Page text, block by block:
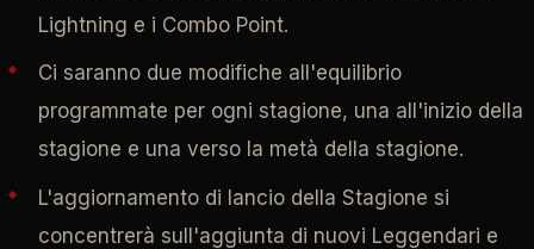
Lightning e i Combo Point.
Ci saranno due modifiche all'equilibrio
programmate per ogni stagione, una all'inizio della
stagione e una verso la metà della stagione.
L'aggiornamento di lancio della Stagione si
concentrerà sull'aggiunta di nuovi Leggendari e